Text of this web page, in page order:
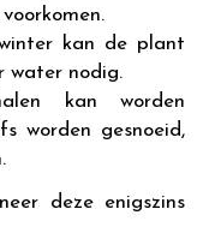
kan de plant
water nodig.
kan worden
worden gesnoeid,
deze enigszins